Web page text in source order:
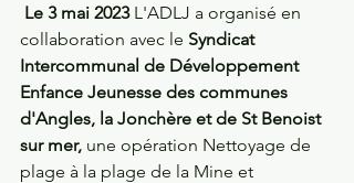
Le 3 mai 2023 L'ADLJ a organisé en
collaboration avec le Syndicat
Intercommunal de Développement
Enfance Jeunesse des communes
d'Angles, la Jonchère et de St Benoist
sur mer, une opération Nettoyage de
plage à la plage de la Mine et